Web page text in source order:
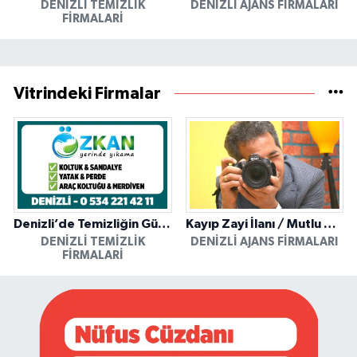
DENIZLI TEMIZLIK
FIRMALARI
DENIZLI AJANS FIRMALARI
Vitrindeki Firmalar
Denizli’de Temizliğin Güvenilir Adresi: Özkan Yerinde Yıkama
DENIZLI TEMIZLIK
FIRMALARI
Kayıp Zayi İlanı / Mutlu Ajans / Denizli
DENIZLI AJANS FIRMALARI